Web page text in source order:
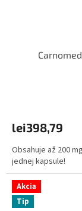
lei398,79
Obsahuje až 200
jednej kapsule!
Akcia
Tip